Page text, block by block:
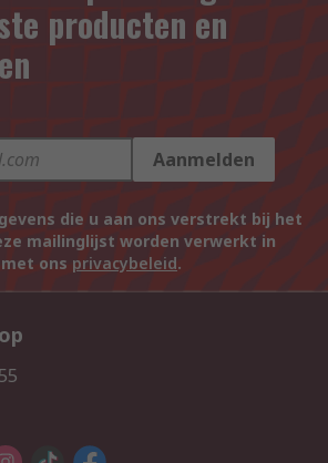
producten en
Aanmelden
die u aan ons verstrekt bij het
mailinglijst worden verwerkt in
ons privacybeleid.